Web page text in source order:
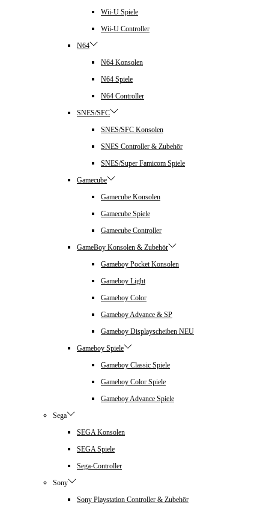
Wii-U Spiele
Wii-U Controller
N64
N64 Konsolen
N64 Spiele
N64 Controller
SNES/SFC
SNES/SFC Konsolen
SNES Controller & Zubehör
SNES/Super Famicom Spiele
Gamecube
Gamecube Konsolen
Gamecube Spiele
Gamecube Controller
GameBoy Konsolen & Zubehör
Gameboy Pocket Konsolen
Gameboy Light
Gameboy Color
Gameboy Advance & SP
Gameboy Displayscheiben NEU
Gameboy Spiele
Gameboy Classic Spiele
Gameboy Color Spiele
Gameboy Advance Spiele
Sega
SEGA Konsolen
SEGA Spiele
Sega-Controller
Sony
Sony Playstation Controller & Zubehör